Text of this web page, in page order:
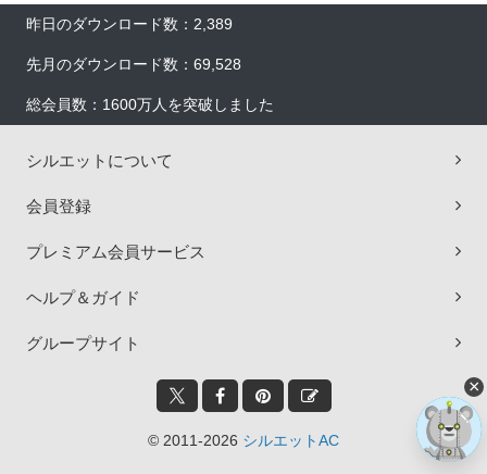
昨日のダウンロード数：2,389
先月のダウンロード数：69,528
総会員数：1600万人を突破しました
シルエットについて
会員登録
プレミアム会員サービス
ヘルプ＆ガイド
グループサイト
© 2011-2026 シルエットAC
×